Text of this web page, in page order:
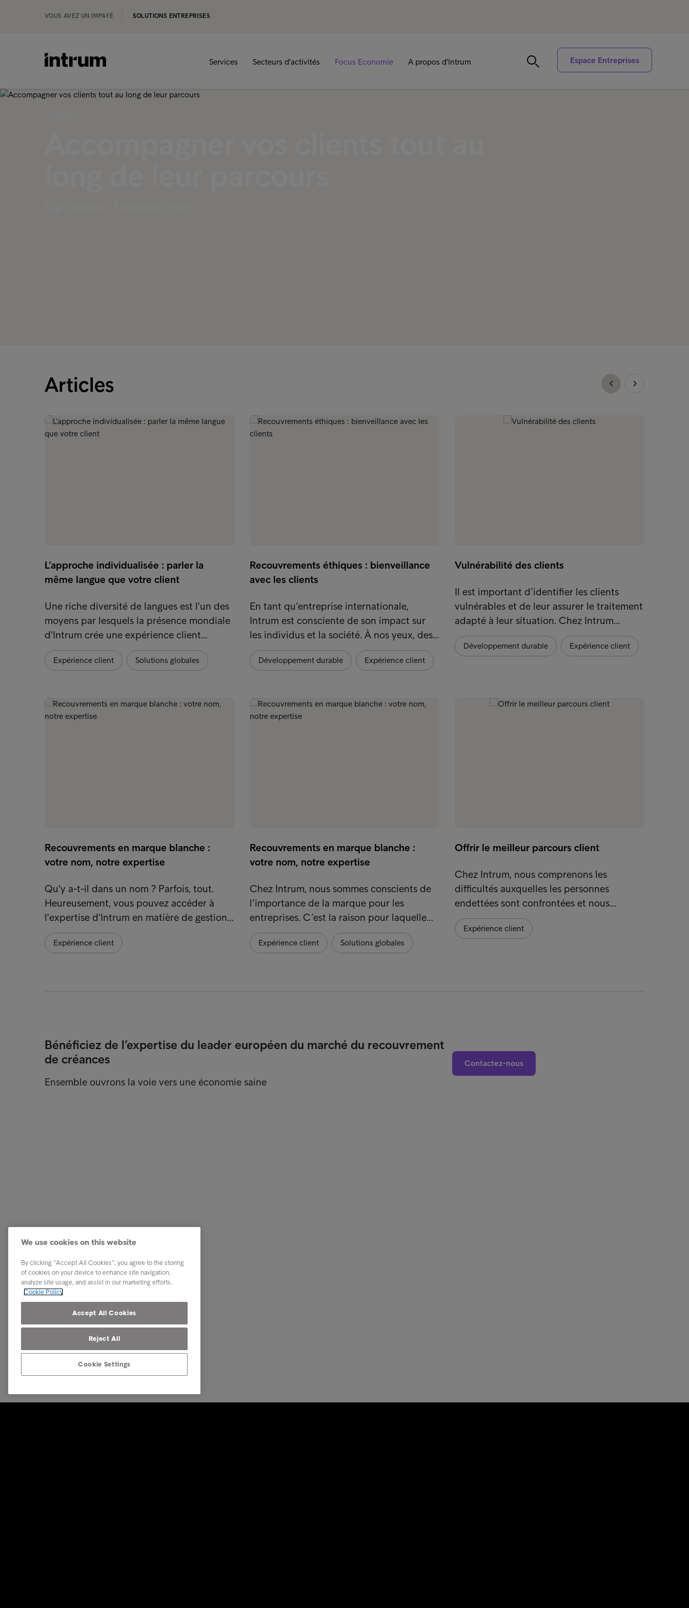
VOUS AVEZ UN IMPAYÉ SOLUTIONS ENTREPRISES
Services Secteurs d'activités Focus Economie A propos d'Intrum Espace Entreprises
Articles
L’approche individualisée : parler la
même langue que votre client
Une riche diversité de langues est l'un des
moyens par lesquels la présence mondiale
d'Intrum crée une expérience client…
Expérience client Solutions globales
Recouvrements éthiques : bienveillance
avec les clients
En tant qu’entreprise internationale,
Intrum est consciente de son impact sur
les individus et la société. À nos yeux, des…
Développement durable Expérience client
Vulnérabilité des clients
Il est important d’identifier les clients
vulnérables et de leur assurer le traitement
adapté à leur situation. Chez Intrum…
Développement durable Expérience client
Recouvrements en marque blanche :
votre nom, notre expertise
Qu'y a-t-il dans un nom ? Parfois, tout.
Heureusement, vous pouvez accéder à
l'expertise d'Intrum en matière de gestion…
Expérience client
Recouvrements en marque blanche :
votre nom, notre expertise
Chez Intrum, nous sommes conscients de
l’importance de la marque pour les
entreprises. C’est la raison pour laquelle…
Expérience client Solutions globales
Offrir le meilleur parcours client
Chez Intrum, nous comprenons les
difficultés auxquelles les personnes
endettées sont confrontées et nous…
Expérience client
Bénéficiez de l’expertise du leader européen du marché du recouvrement
de créances
Ensemble ouvrons la voie vers une économie saine
Contactez-nous
Services
Focus Economie
A propos d'Intrum
We use cookies on this website
By clicking “Accept All Cookies”, you agree to the storing
of cookies on your device to enhance site navigation,
analyze site usage, and assist in our marketing efforts.
Cookie Policy
Accept All Cookies
Reject All
Cookie Settings